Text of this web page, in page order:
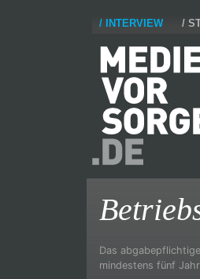
INTERVIEW
Das
mindestens fünf